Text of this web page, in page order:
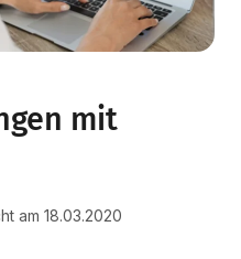
mit
am 18.03.2020